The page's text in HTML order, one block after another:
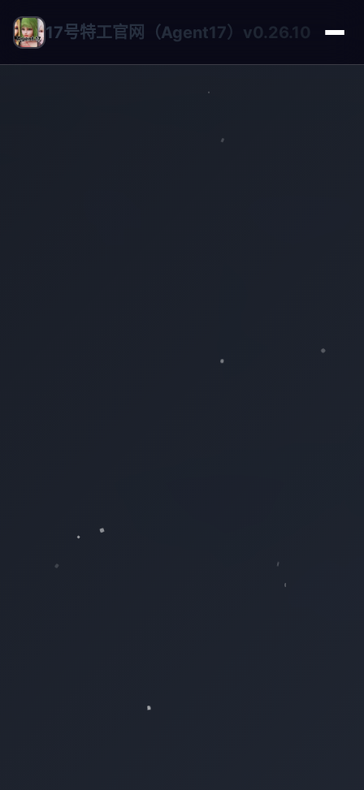
17号特工官网（Agent17）v0.26.10